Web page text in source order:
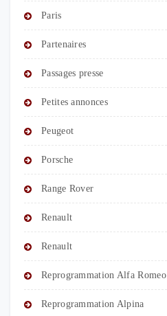
Paris
Partenaires
Passages presse
Petites annonces
Peugeot
Porsche
Range Rover
Renault
Renault
Reprogrammation Alfa Romeo
Reprogrammation Alpina